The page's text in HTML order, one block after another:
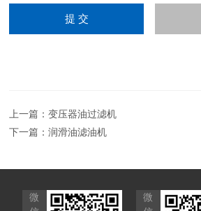
上一篇：变压器油过滤机
下一篇：润滑油滤油机
微
微